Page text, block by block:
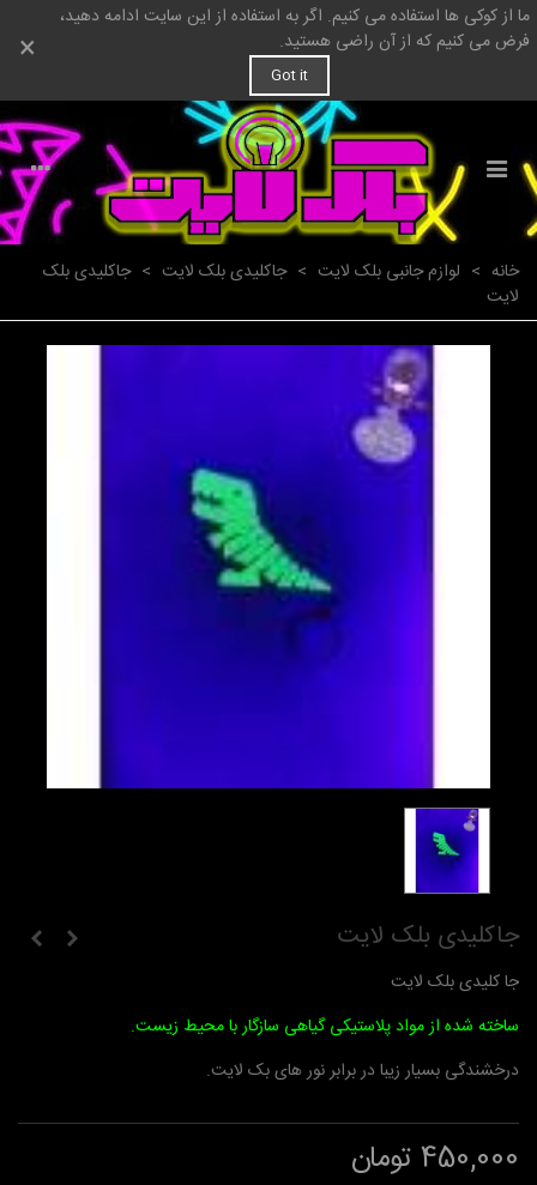
ما از کوکی ها استفاده می کنیم. اگر به استفاده از این سایت ادامه دهید،
فرض می کنیم که از آن راضی هستید.
Got it
×
خانه > لوازم جانبی بلک لایت > جاکلیدی بلک لایت > جاکلیدی بلک
لایت
جاکلیدی بلک لایت
جا کلیدی بلک لایت
ساخته شده از مواد پلاستیکی گیاهی سازگار با محیط زیست.
درخشندگی بسیار زیبا در برابر نور های بک لایت.
450,000 تومان